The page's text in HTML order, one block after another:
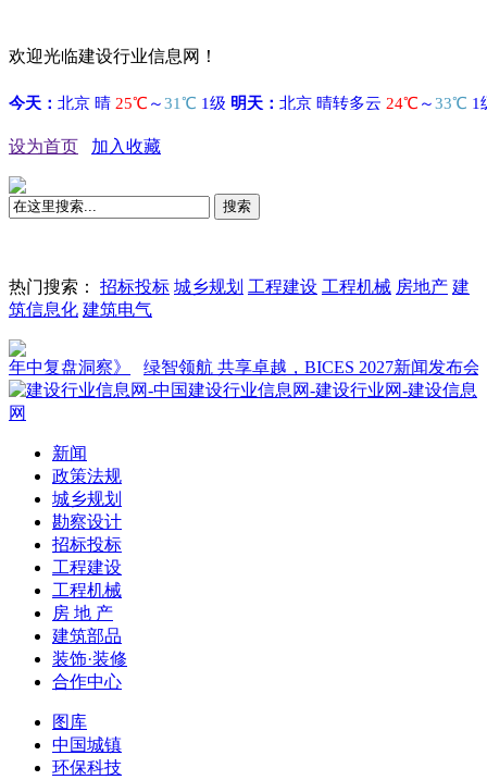
欢迎光临建设行业信息网！
设为首页 加入收藏
搜索
热门搜索： 招标投标 城乡规划 工程建设 工程机械 房地产 建
筑信息化 建筑电气
盘洞察》 绿智领航 共享卓越，BICES 2027新闻发布会在京
新闻
政策法规
城乡规划
勘察设计
招标投标
工程建设
工程机械
房 地 产
建筑部品
装饰·装修
合作中心
图库
中国城镇
环保科技